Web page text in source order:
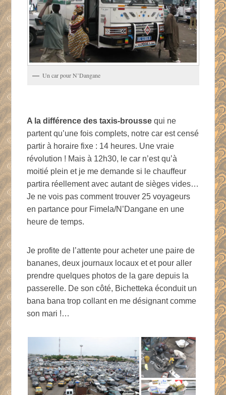
Un car pour N’Dangane
A la différence des taxis-brousse qui ne
partent qu’une fois complets, notre car est censé
partir à horaire fixe : 14 heures. Une vraie
révolution ! Mais à 12h30, le car n’est qu’à
moitié plein et je me demande si le chauffeur
partira réellement avec autant de sièges vides…
Je ne vois pas comment trouver 25 voyageurs
en partance pour Fimela/N’Dangane en une
heure de temps.
Je profite de l’attente pour acheter une paire de
bananes, deux journaux locaux et et pour aller
prendre quelques photos de la gare depuis la
passerelle. De son côté, Bichetteka éconduit un
bana bana trop collant en me désignant comme
son mari !…